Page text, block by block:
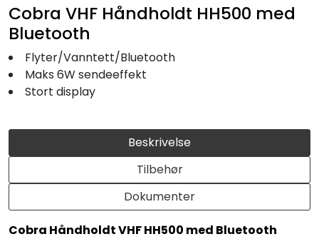
Beskrivelse
Tilbehør
Dokumenter
Cobra Håndholdt VHF HH500 med Bluetooth
Cobra VHF Håndholdt HH500 med
Bluetooth
Flyter/Vanntett/Bluetooth
Maks 6W sendeeffekt
Stort display